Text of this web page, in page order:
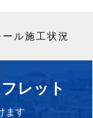
ル施工状況
レット
ます